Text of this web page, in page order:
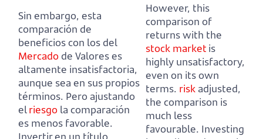
Sin embargo, esta
comparación de
beneficios con los del
Mercado de Valores es
altamente insatisfactoria,
aunque sea en sus propios
términos. Pero ajustando
elriesgo la comparación
es menos favorable.
Invertir en un título
However, this
comparison of
returns with the
stock market is
highly unsatisfactory,
even on its own
terms. risk adjusted,
the comparison is
much less
favourable. Investing